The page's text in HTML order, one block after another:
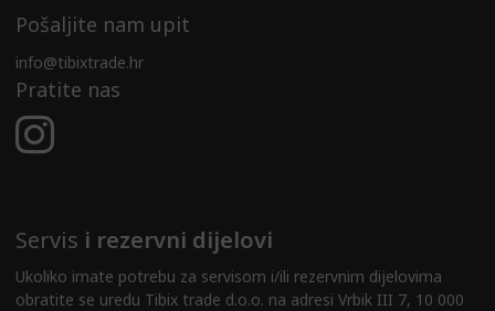
Pošaljite nam upit
info@tibixtrade.hr
Pratite nas
Servis i rezervni dijelovi
Ukoliko imate potrebu za servisom i/ili rezervnim dijelovima
obratite se uredu Tibix trade d.o.o. na adresi Vrbik III 7, 10 000